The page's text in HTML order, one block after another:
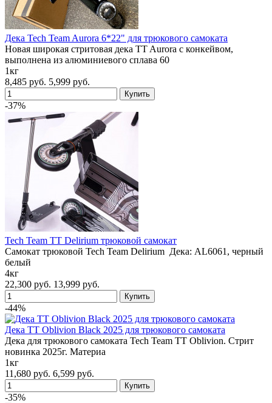
Дека Tech Team Aurora 6*22" для трюкового самоката
Новая широкая стритовая дека TT Aurora с конкейвом,
выполнена из алюминиевого сплава 60
1кг
8,485 руб. 5,999 руб.
-37%
Tech Team TT Delirium трюковой самокат
Самокат трюковой Tech Team Delirium Дека: AL6061, черный
белый
4кг
22,300 руб. 13,999 руб.
-44%
Дека TT Oblivion Black 2025 для трюкового самоката
Дека для трюкового самоката Tech Team TT Oblivion. Стрит
новинка 2025г. Материа
1кг
11,680 руб. 6,599 руб.
-35%